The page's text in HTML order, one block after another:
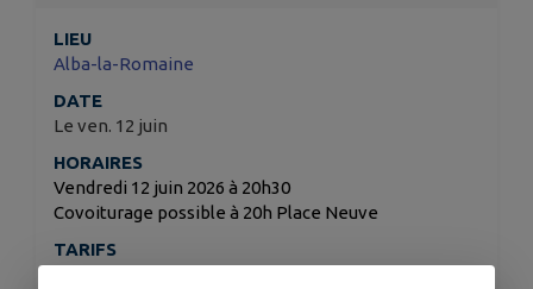
LIEU
Alba-la-Romaine
DATE
Le ven. 12 juin
HORAIRES
Vendredi 12 juin 2026 à 20h30
Covoiturage possible à 20h Place Neuve
TARIFS